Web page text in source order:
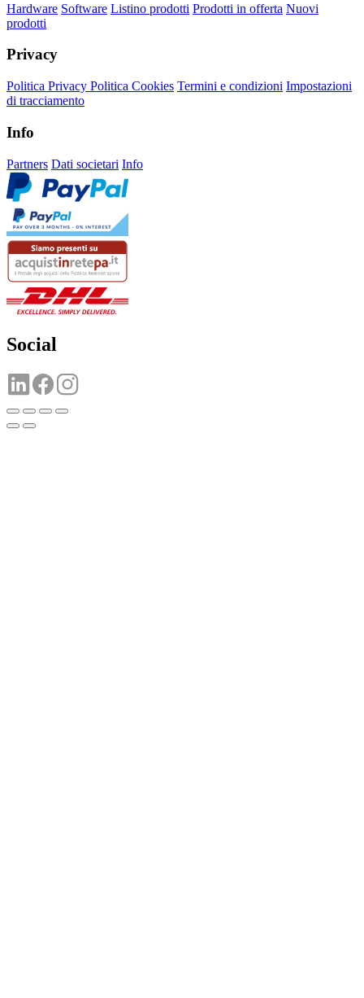
Hardware Software Listino prodotti Prodotti in offerta Nuovi
prodotti
Privacy
Politica Privacy Politica Cookies Termini e condizioni Impostazioni
di tracciamento
Info
Partners Dati societari Info
Social